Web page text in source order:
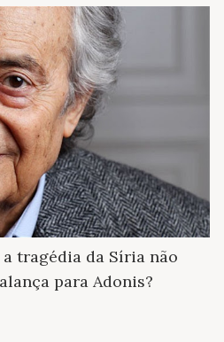
tragédia da Síria não
para Adonis?